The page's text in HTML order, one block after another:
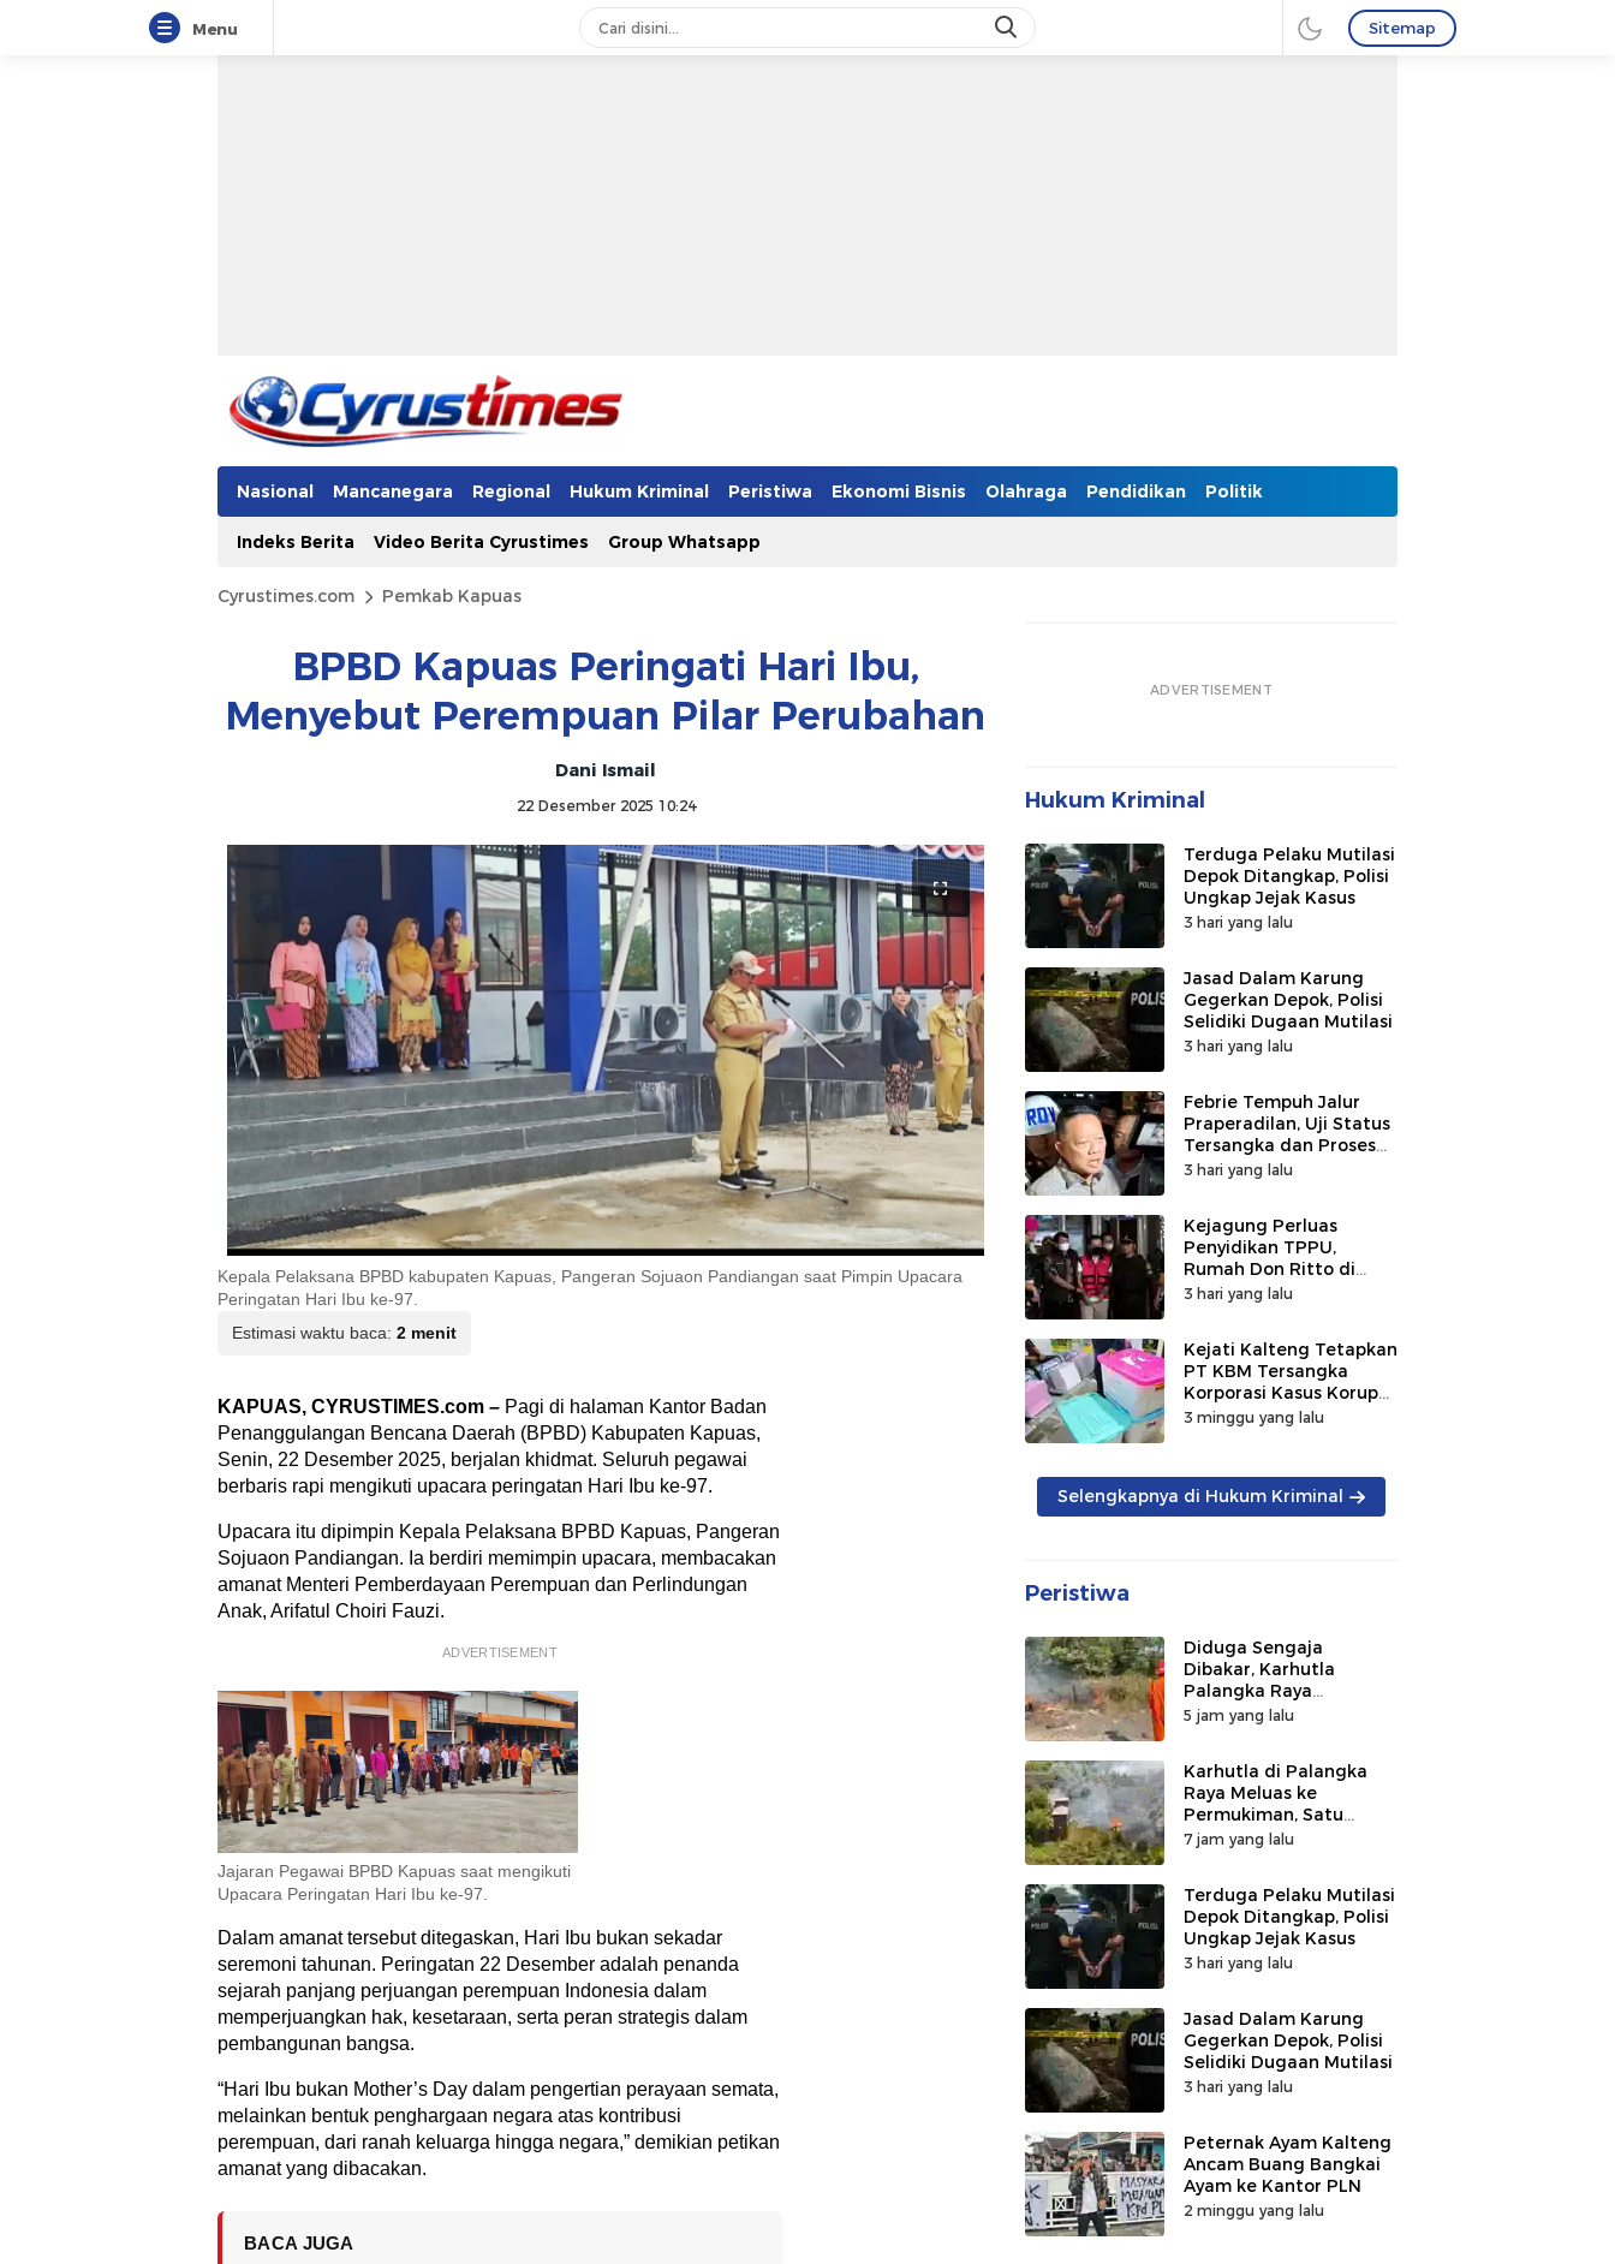
Menu Sitemap
Nasional Mancanegara Regional Hukum Kriminal Peristiwa Ekonomi Bisnis Olahraga Pendidikan Politik
Indeks Berita Video Berita Cyrustimes Group Whatsapp
Cyrustimes.com Pemkab Kapuas
BPBD Kapuas Peringati Hari Ibu,
Menyebut Perempuan Pilar Perubahan
Dani Ismail
22 Desember 2025 10:24
Kepala Pelaksana BPBD kabupaten Kapuas, Pangeran Sojuaon Pandiangan saat Pimpin Upacara
Peringatan Hari Ibu ke-97.
Estimasi waktu baca: 2 menit
KAPUAS, CYRUSTIMES.com – Pagi di halaman Kantor Badan
Penanggulangan Bencana Daerah (BPBD) Kabupaten Kapuas,
Senin, 22 Desember 2025, berjalan khidmat. Seluruh pegawai
berbaris rapi mengikuti upacara peringatan Hari Ibu ke-97.
Upacara itu dipimpin Kepala Pelaksana BPBD Kapuas, Pangeran
Sojuaon Pandiangan. Ia berdiri memimpin upacara, membacakan
amanat Menteri Pemberdayaan Perempuan dan Perlindungan
Anak, Arifatul Choiri Fauzi.
ADVERTISEMENT
Jajaran Pegawai BPBD Kapuas saat mengikuti
Upacara Peringatan Hari Ibu ke-97.
Dalam amanat tersebut ditegaskan, Hari Ibu bukan sekadar
seremoni tahunan. Peringatan 22 Desember adalah penanda
sejarah panjang perjuangan perempuan Indonesia dalam
memperjuangkan hak, kesetaraan, serta peran strategis dalam
pembangunan bangsa.
“Hari Ibu bukan Mother’s Day dalam pengertian perayaan semata,
melainkan bentuk penghargaan negara atas kontribusi
perempuan, dari ranah keluarga hingga negara,” demikian petikan
amanat yang dibacakan.
BACA JUGA
ADVERTISEMENT
Hukum Kriminal
Terduga Pelaku Mutilasi
Depok Ditangkap, Polisi
Ungkap Jejak Kasus
3 hari yang lalu
Jasad Dalam Karung
Gegerkan Depok, Polisi
Selidiki Dugaan Mutilasi
3 hari yang lalu
Febrie Tempuh Jalur
Praperadilan, Uji Status
Tersangka dan Proses
Penyidikan
3 hari yang lalu
Kejagung Perluas
Penyidikan TPPU,
Rumah Don Ritto di
Bandung Digeledah
3 hari yang lalu
Kejati Kalteng Tetapkan
PT KBM Tersangka
Korporasi Kasus Korupsi
Zirkon Rp242 Miliar
3 minggu yang lalu
Selengkapnya di Hukum Kriminal
Peristiwa
Diduga Sengaja
Dibakar, Karhutla
Palangka Raya
Tinggalkan Karet Ban
5 jam yang lalu
Karhutla di Palangka
Raya Meluas ke
Permukiman, Satu
Rumah di Jalan Kalibata
7 jam yang lalu
Terduga Pelaku Mutilasi
Depok Ditangkap, Polisi
Ungkap Jejak Kasus
3 hari yang lalu
Jasad Dalam Karung
Gegerkan Depok, Polisi
Selidiki Dugaan Mutilasi
3 hari yang lalu
Peternak Ayam Kalteng
Ancam Buang Bangkai
Ayam ke Kantor PLN
2 minggu yang lalu